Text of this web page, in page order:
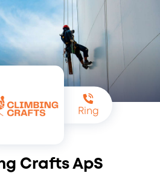
Ring
Crafts ApS